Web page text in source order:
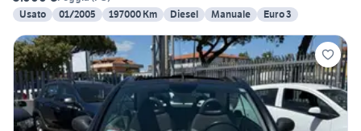
Usato
01/2005 197000 Km Diesel Manuale Euro 3